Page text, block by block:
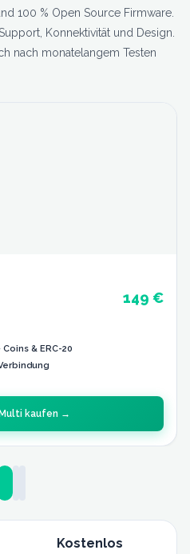
100 % Open Source Firmware.
Konnektivität und Design.
nach monatelangem Testen
149 €
Coins & ERC-20
kaufen →
Kostenlos